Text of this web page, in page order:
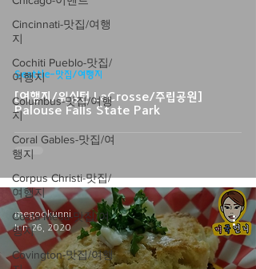
Cincinnati-맛집/여행
지
Cochiti Pueblo-맛집/
여행지
Columbus-맛집/여행
지
Coral Gables-맛집/여
행지
Corpus Christi-맛집/
여행지
Costa Mesa-맛집/여
행지
Covington-맛집/여행
[여행지/워싱턴 LaCrosse/주립공원]
Palouse Falls State Park
Seattle-맛집/여행지
megookunni
Jun 26, 2020